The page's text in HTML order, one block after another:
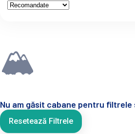
🏔
Nu am găsit cabane pentru
Resetează Filtrele